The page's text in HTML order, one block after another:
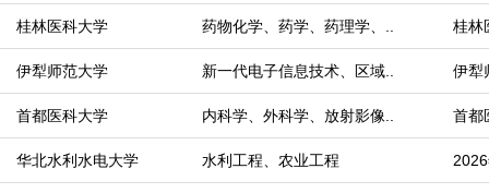
桂林医科大学 药物化学、药学、药理学、.. 桂林
伊犁师范大学 新一代电子信息技术、区域.. 伊犁
首都医科大学 内科学、外科学、放射影像.. 首都
华北水利水电大学 水利工程、农业工程